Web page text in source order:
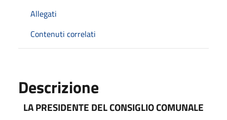
Allegati
Contenuti correlati
Descrizione
LA PRESIDENTE DEL CONSIGLIO COMUNALE